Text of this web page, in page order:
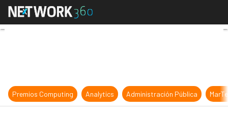
La Comunidad de Madrid se
Premios Computing Analytics Administración Pública